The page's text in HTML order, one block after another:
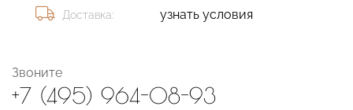
Доставка: узнать условия
Звоните
+7 (495) 964-08-93